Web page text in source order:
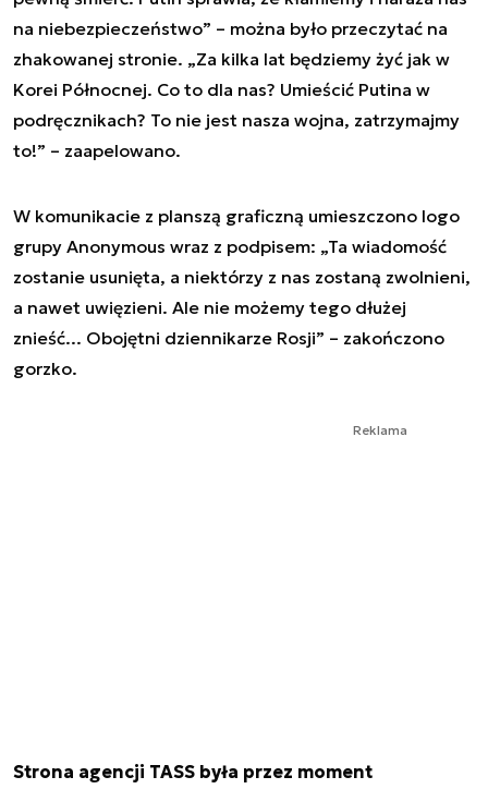
na niebezpieczeństwo” – można było przeczytać na
zhakowanej stronie. „Za kilka lat będziemy żyć jak w
Korei Północnej. Co to dla nas? Umieścić Putina w
podręcznikach? To nie jest nasza wojna, zatrzymajmy
to!” – zaapelowano.
W komunikacie z planszą graficzną umieszczono logo
grupy Anonymous wraz z podpisem: „Ta wiadomość
zostanie usunięta, a niektórzy z nas zostaną zwolnieni,
a nawet uwięzieni. Ale nie możemy tego dłużej
znieść... Obojętni dziennikarze Rosji” – zakończono
gorzko.
Reklama
Strona agencji TASS była przez moment